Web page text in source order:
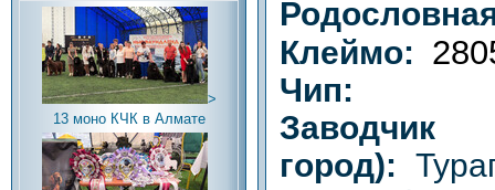
>
13 моно КЧК в Алмате
Клеймо:
Чип:
город):